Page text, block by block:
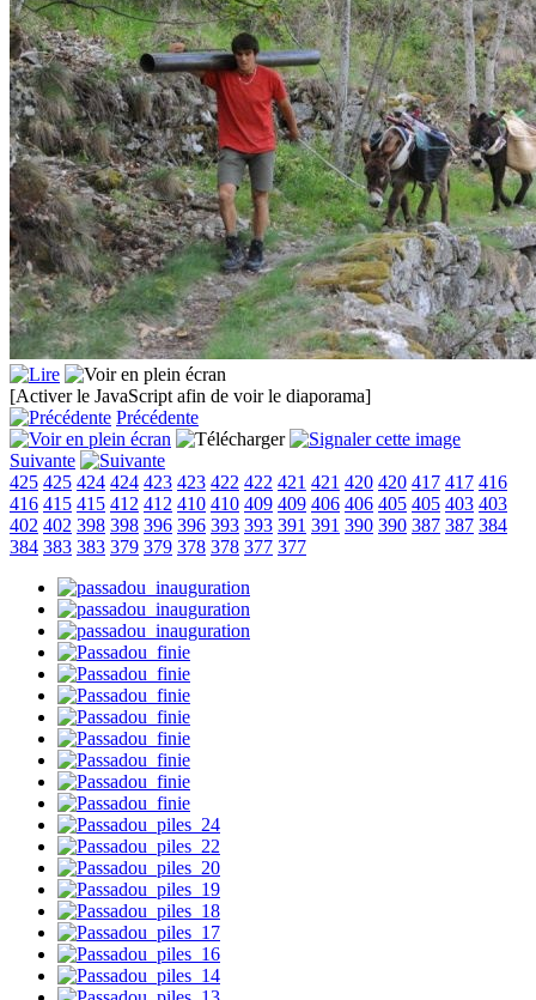
[Activer le JavaScript afin de voir le diaporama]
Précédente
Suivante
425 425 424 424 423 423 422 422 421 421 420 420 417 417 416
416 415 415 412 412 410 410 409 409 406 406 405 405 403 403
402 402 398 398 396 396 393 393 391 391 390 390 387 387 384
384 383 383 379 379 378 378 377 377